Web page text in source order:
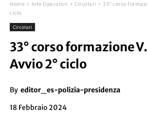
Home Info Operatori Circolari
33° corso
ciclo
Circolari
33° corso formazione
Avvio 2° ciclo
By editor_es-polizia-presidenza
18 Febbraio 2024